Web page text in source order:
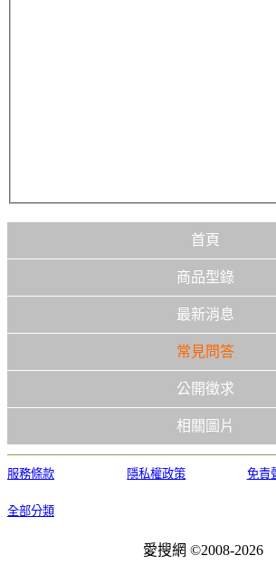
首頁
商品型錄
最新消息
常見問答
公開徵求
相關圖片
服務條款 隱私權政策 免責
全部分類
愛搜網 ©2008-2026